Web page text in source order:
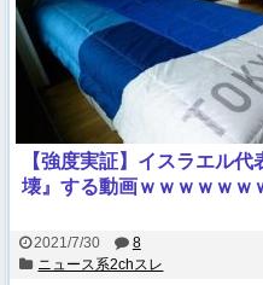
【強度実証】イスラエル
壊』する動画ｗｗｗｗｗｗ
2021/7/30
8
ニュース系2chスレ